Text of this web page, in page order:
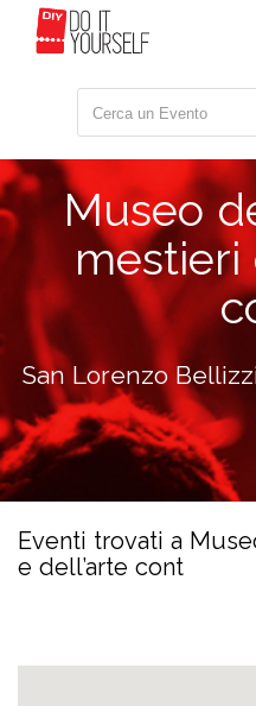
Museo
mestieri
San Lorenzo
Eventi trovati a
e dell’arte cont